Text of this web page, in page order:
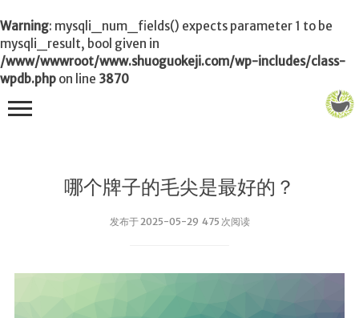
Warning: mysqli_num_fields() expects parameter 1 to be
mysqli_result, bool given in
/www/wwwroot/www.shuoguokeji.com/wp-includes/class-
wpdb.php on line 3870
哪个牌子的毛尖是最好的？
发布于 2025-05-29 475 次阅读
首页